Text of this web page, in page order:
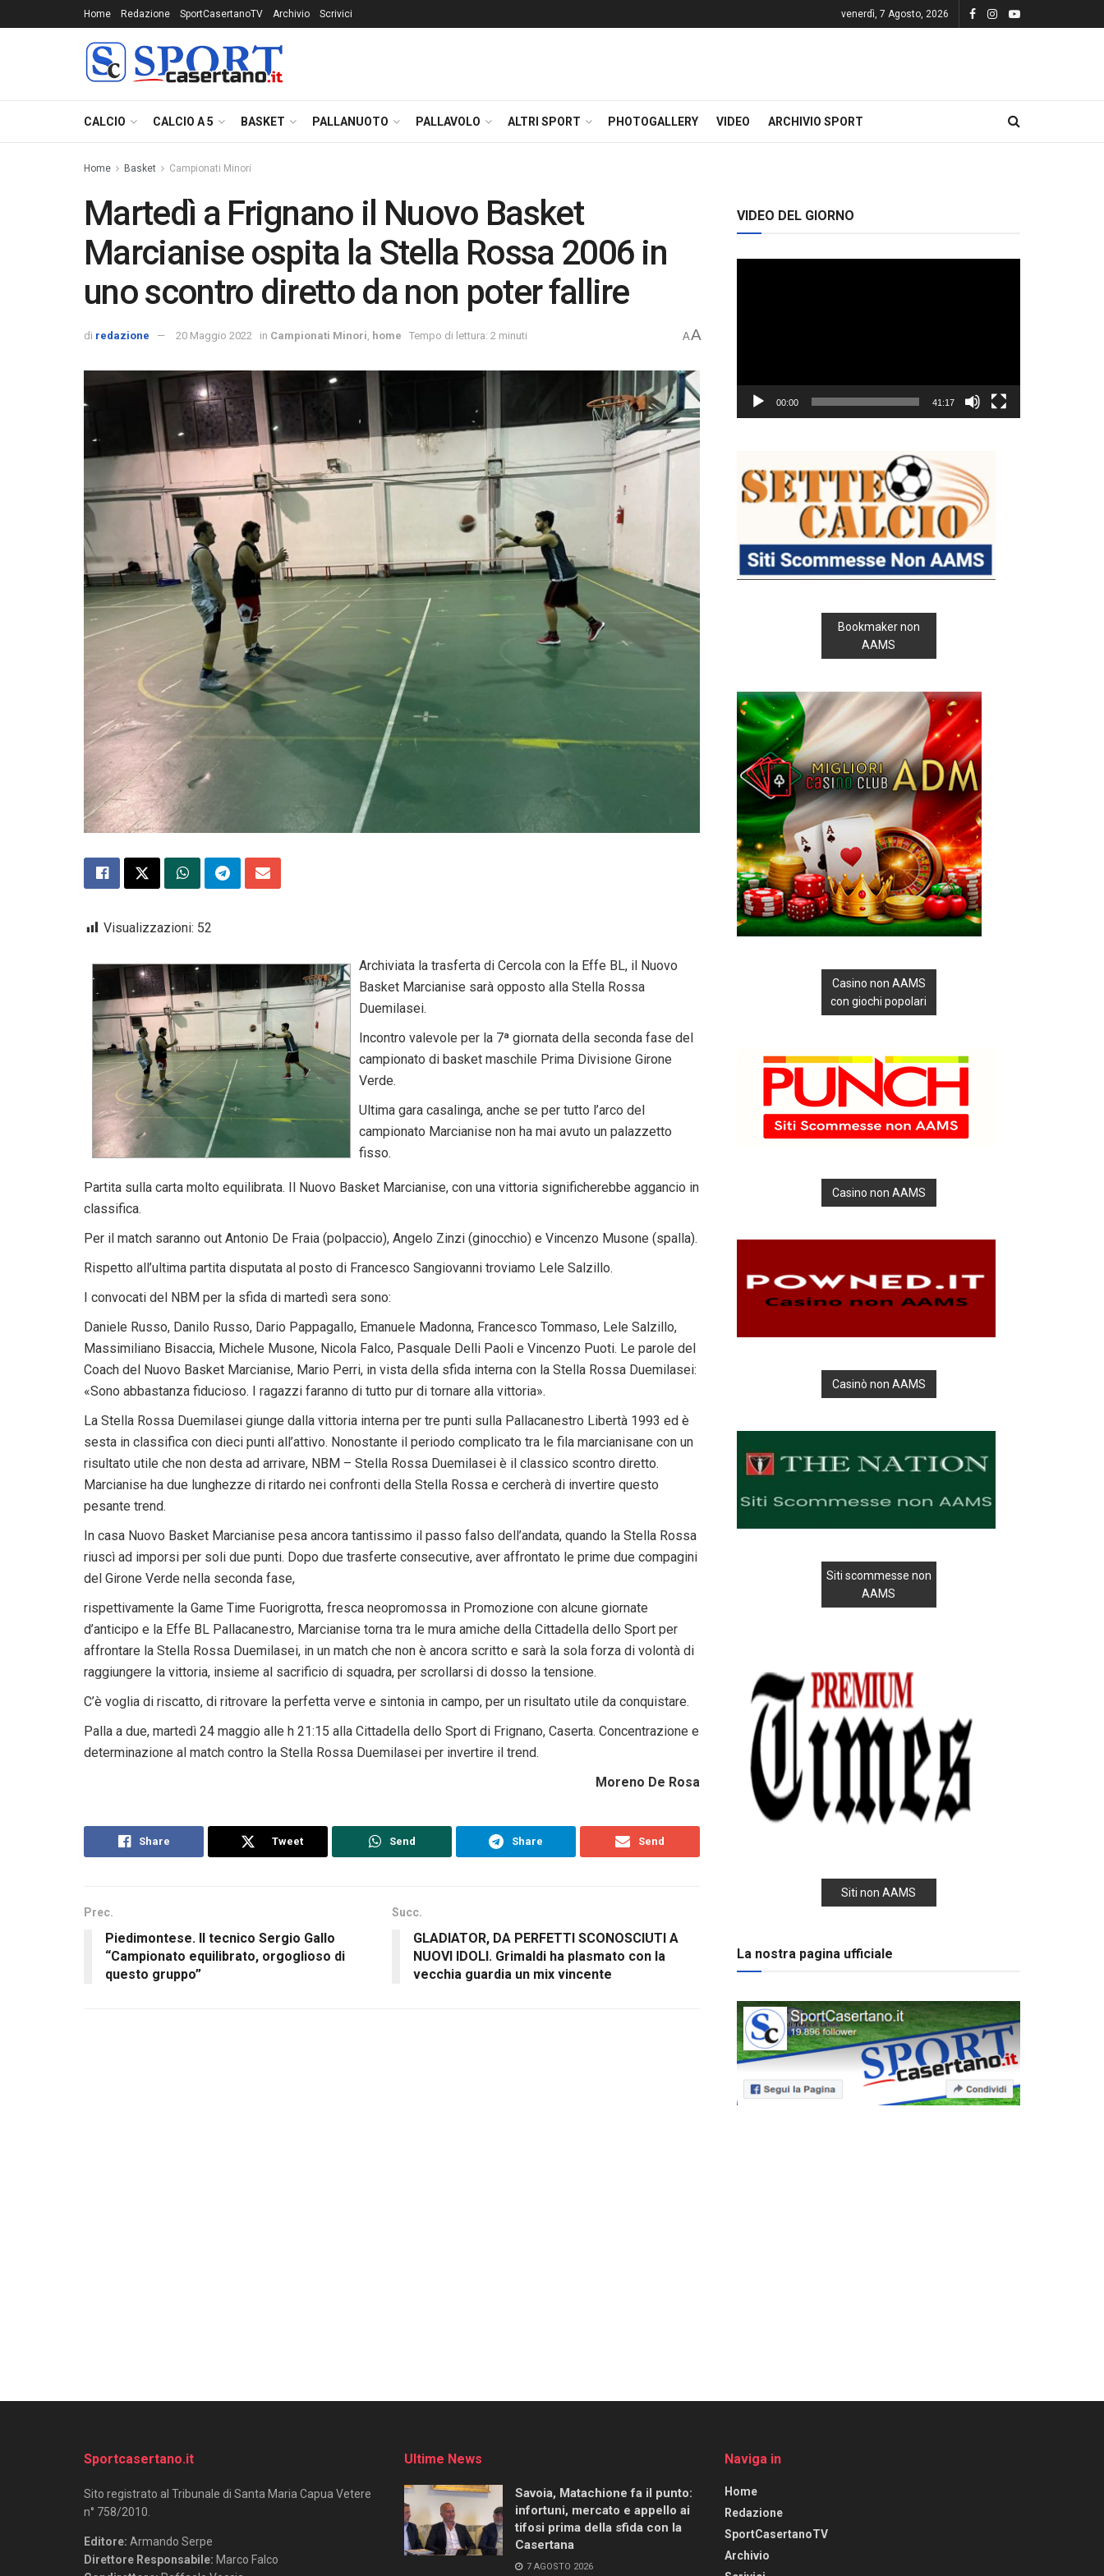
Home Redazione SportCasertanoTV Archivio Scrivici venerdì, 7 Agosto, 2026
CALCIO CALCIO A 5 BASKET PALLANUOTO PALLAVOLO ALTRI SPORT PHOTOGALLERY VIDEO ARCHIVIO SPORT
Home Basket Campionati Minori
Martedì a Frignano il Nuovo Basket
Marcianise ospita la Stella Rossa 2006 in
uno scontro diretto da non poter fallire
di redazione 20 Maggio 2022 in Campionati Minori home Tempo di lettura: 2 minuti AA
Visualizzazioni: 52
Archiviata la trasferta di Cercola con la Effe BL, il Nuovo
Basket Marcianise sarà opposto alla Stella Rossa
Duemilasei.
Incontro valevole per la 7ª giornata della seconda fase del
campionato di basket maschile Prima Divisione Girone
Verde.
Ultima gara casalinga, anche se per tutto l’arco del
campionato Marcianise non ha mai avuto un palazzetto
fisso.
Partita sulla carta molto equilibrata. Il Nuovo Basket Marcianise, con una vittoria significherebbe aggancio in
classifica.
Per il match saranno out Antonio De Fraia (polpaccio), Angelo Zinzi (ginocchio) e Vincenzo Musone (spalla).
Rispetto all’ultima partita disputata al posto di Francesco Sangiovanni troviamo Lele Salzillo.
I convocati del NBM per la sfida di martedì sera sono:
Daniele Russo, Danilo Russo, Dario Pappagallo, Emanuele Madonna, Francesco Tommaso, Lele Salzillo,
Massimiliano Bisaccia, Michele Musone, Nicola Falco, Pasquale Delli Paoli e Vincenzo Puoti. Le parole del
Coach del Nuovo Basket Marcianise, Mario Perri, in vista della sfida interna con la Stella Rossa Duemilasei:
«Sono abbastanza fiducioso. I ragazzi faranno di tutto pur di tornare alla vittoria».
La Stella Rossa Duemilasei giunge dalla vittoria interna per tre punti sulla Pallacanestro Libertà 1993 ed è
sesta in classifica con dieci punti all’attivo. Nonostante il periodo complicato tra le fila marcianisane con un
risultato utile che non desta ad arrivare, NBM – Stella Rossa Duemilasei è il classico scontro diretto.
Marcianise ha due lunghezze di ritardo nei confronti della Stella Rossa e cercherà di invertire questo
pesante trend.
In casa Nuovo Basket Marcianise pesa ancora tantissimo il passo falso dell’andata, quando la Stella Rossa
riuscì ad imporsi per soli due punti. Dopo due trasferte consecutive, aver affrontato le prime due compagini
del Girone Verde nella seconda fase,
rispettivamente la Game Time Fuorigrotta, fresca neopromossa in Promozione con alcune giornate
d’anticipo e la Effe BL Pallacanestro, Marcianise torna tra le mura amiche della Cittadella dello Sport per
affrontare la Stella Rossa Duemilasei, in un match che non è ancora scritto e sarà la sola forza di volontà di
raggiungere la vittoria, insieme al sacrificio di squadra, per scrollarsi di dosso la tensione.
C’è voglia di riscatto, di ritrovare la perfetta verve e sintonia in campo, per un risultato utile da conquistare.
Palla a due, martedì 24 maggio alle h 21:15 alla Cittadella dello Sport di Frignano, Caserta. Concentrazione e
determinazione al match contro la Stella Rossa Duemilasei per invertire il trend.
Moreno De Rosa
Share Tweet Send Share Send
Prec.
Piedimontese. Il tecnico Sergio Gallo
“Campionato equilibrato, orgoglioso di
questo gruppo”
Succ.
GLADIATOR, DA PERFETTI SCONOSCIUTI A
NUOVI IDOLI. Grimaldi ha plasmato con la
vecchia guardia un mix vincente
VIDEO DEL GIORNO
00:00 41:17
Bookmaker non
AAMS
Casino non AAMS
con giochi popolari
Casino non AAMS
Casinò non AAMS
Siti scommesse non
AAMS
Siti non AAMS
La nostra pagina ufficiale
Sportcasertano.it
Sito registrato al Tribunale di Santa Maria Capua Vetere
n° 758/2010.
Editore: Armando Serpe
Direttore Responsabile: Marco Falco
Ultime News
Savoia, Matachione fa il punto:
infortuni, mercato e appello ai
tifosi prima della sfida con la
Casertana
7 AGOSTO 2026
Naviga in
Home
Redazione
SportCasertanoTV
Archivio